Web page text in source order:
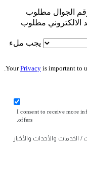
الجوال مطلوب
الالكتروني مطلوب
يجب ملء
YourPrivacy is important to
I consent to receive more
offers.
الخدمات والأحداث والأخبار